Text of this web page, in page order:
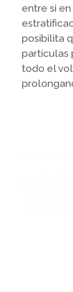
entre si
posibilita
partículas
todo el